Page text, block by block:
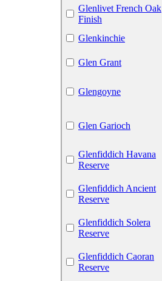
Glenlivet French Oak
Finish
Glenkinchie
Glen Grant
Glengoyne
Glen Garioch
Glenfiddich Havana
Reserve
Glenfiddich Ancient
Reserve
Glenfiddich Solera
Reserve
Glenfiddich Caoran
Reserve